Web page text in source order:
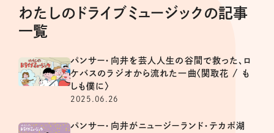
わたしのドライブミュージックの記事
一覧
パンサー・向井を芸人人生の谷間で救った、ロ
ケバスのラジオから流れた一曲〈関取花 / も
しも僕に〉
2025.06.26
パンサー・向井がニュージーランド・テカポ湖